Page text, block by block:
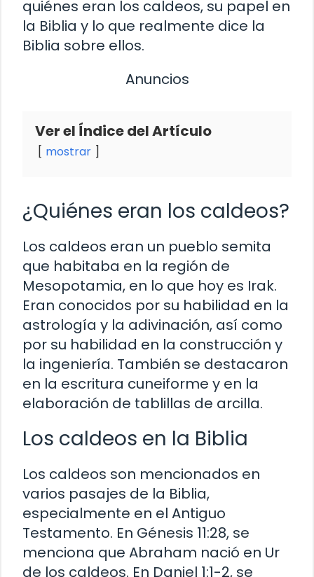
quiénes eran los caldeos, su papel en
la Biblia y lo que realmente dice la
Biblia sobre ellos.
Anuncios
Ver el Índice del Artículo
mostrar
¿Quiénes eran los caldeos?
Los caldeos eran un pueblo semita
que habitaba en la región de
Mesopotamia, en lo que hoy es Irak.
Eran conocidos por su habilidad en la
astrología y la adivinación, así como
por su habilidad en la construcción y
la ingeniería. También se destacaron
en la escritura cuneiforme y en la
elaboración de tablillas de arcilla.
Los caldeos en la Biblia
Los caldeos son mencionados en
varios pasajes de la Biblia,
especialmente en el Antiguo
Testamento. En Génesis 11:28, se
menciona que Abraham nació en Ur
de los caldeos. En Daniel 1:1-2, se